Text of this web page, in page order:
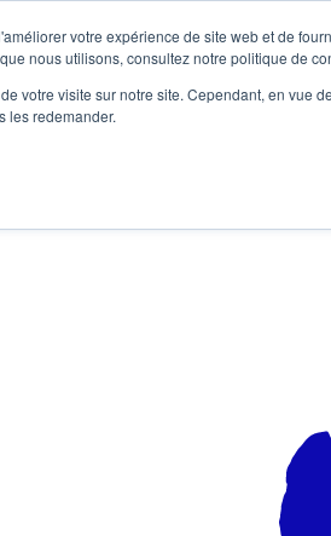
votre expérience de site web et de
nous utilisons, consultez notre politique de
votre visite sur notre site. Cependant, en vue
les redemander.